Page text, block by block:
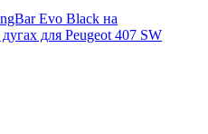
Evo Black на
для Peugeot 407 SW